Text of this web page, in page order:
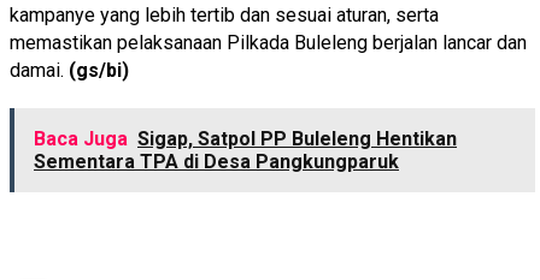
kampanye yang lebih tertib dan sesuai aturan, serta
memastikan pelaksanaan Pilkada Buleleng berjalan lancar dan
damai. (gs/bi)
Baca Juga Sigap, Satpol PP Buleleng Hentikan
Sementara TPA di Desa Pangkungparuk